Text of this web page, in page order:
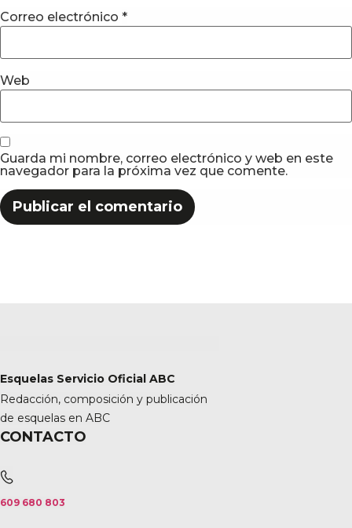
Correo electrónico *
Web
Guarda mi nombre, correo electrónico y web en este
navegador para la próxima vez que comente.
Esquelas Servicio Oficial ABC
Redacción, composición y publicación
de esquelas en ABC
CONTACTO
609 680 803